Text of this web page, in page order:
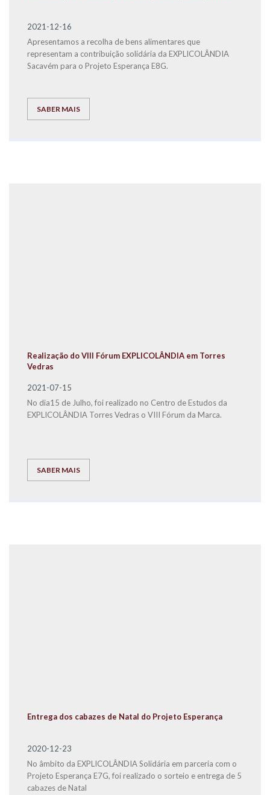
2021-12-16
Apresentamos a recolha de bens alimentares que
representam a contribuição solidária da EXPLICOLÂNDIA
Sacavém para o Projeto Esperança E8G.
SABER MAIS
Realização do VIII Fórum EXPLICOLÂNDIA em Torres
Vedras
2021-07-15
No dia15 de Julho, foi realizado no Centro de Estudos da
EXPLICOLÂNDIA Torres Vedras o VIII Fórum da Marca.
SABER MAIS
Entrega dos cabazes de Natal do Projeto Esperança
2020-12-23
No âmbito da EXPLICOLÂNDIA Solidária em parceria com o
Projeto Esperança E7G, foi realizado o sorteio e entrega de 5
cabazes de Natal